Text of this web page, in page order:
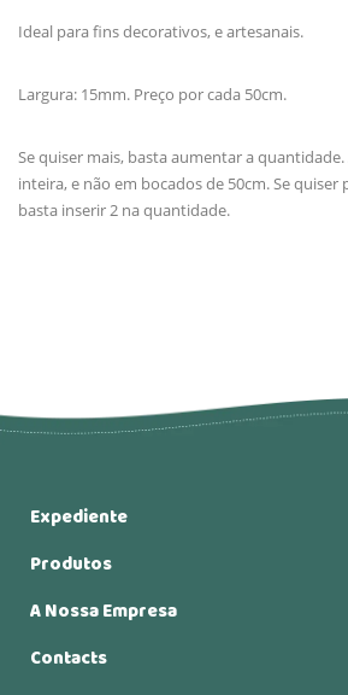
Ideal para fins decorativos, e artesanais.
Largura: 15mm. Preço por cada 50cm.
Se quiser mais, basta aumentar a
inteira, e não em bocados de 50cm. Se
basta inserir 2 na quantidade.
Expediente
Produtos
A Nossa Empresa
Contacts